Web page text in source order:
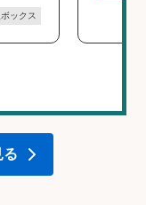
ックス
る